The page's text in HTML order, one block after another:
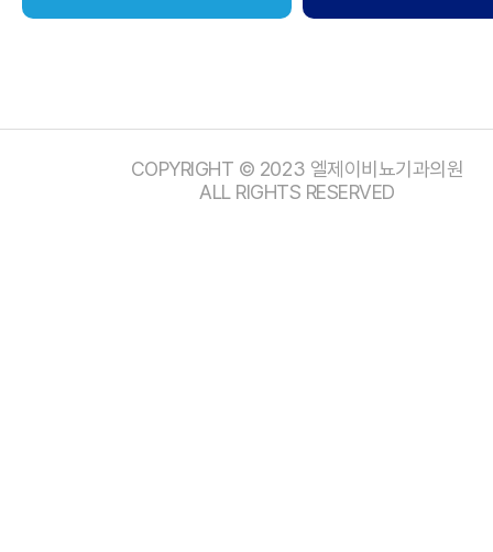
COPYRIGHT © 2023 엘제이비뇨기과의원
ALL RIGHTS RESERVED